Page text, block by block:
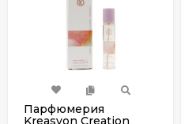
Парфюмерия
Kreasyon Creation